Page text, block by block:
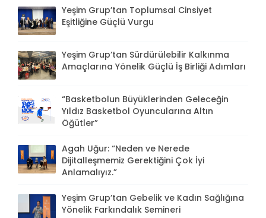
Yeşim Grup’tan Toplumsal Cinsiyet
Eşitliğine Güçlü Vurgu
Yeşim Grup’tan Sürdürülebilir Kalkınma
Amaçlarına Yönelik Güçlü İş Birliği Adımları
“Basketbolun Büyüklerinden Geleceğin
Yıldız Basketbol Oyuncularına Altın
Öğütler”
Agah Uğur: “Neden ve Nerede
Dijitalleşmemiz Gerektiğini Çok İyi
Anlamalıyız.”
Yeşim Grup’tan Gebelik ve Kadın Sağlığına
Yönelik Farkındalık Semineri